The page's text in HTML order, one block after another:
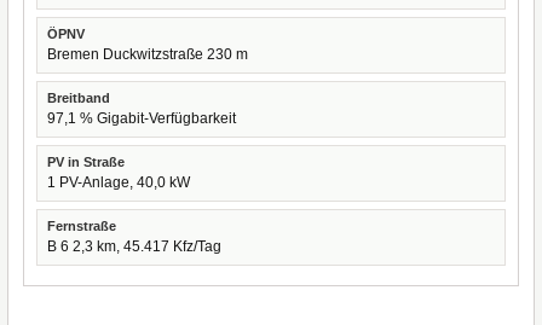
ÖPNV
Bremen Duckwitzstraße 230 m
Breitband
97,1 % Gigabit-Verfügbarkeit
PV in Straße
1 PV-Anlage, 40,0 kW
Fernstraße
B 6 2,3 km, 45.417 Kfz/Tag